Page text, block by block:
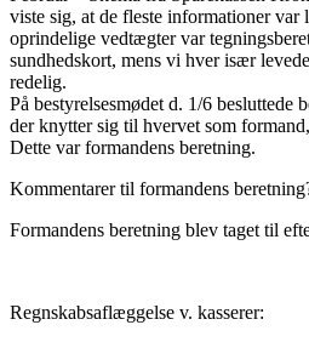
viste sig, at de fleste informationer var
oprindelige vedtægter var
sundhedskort, mens vi hver især
redelig.
På bestyrelsesmødet d. 1/6
der knytter sig til hvervet som
Dette var formandens beretning.
Kommentarer til formandens
Formandens beretning blev taget til
Regnskabsaflæggelse v. kasserer: